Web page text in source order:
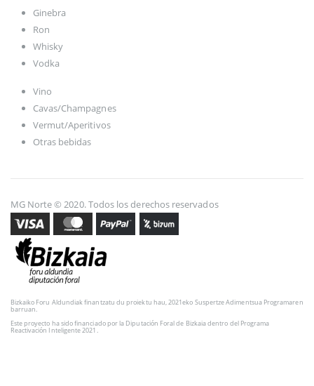
Ginebra
Ron
Whisky
Vodka
Vino
Cavas/Champagnes
Vermut/Aperitivos
Otras bebidas
MG Norte © 2020. Todos los derechos reservados
Bizkaiko Foru Aldundiak finantzatu du proiektu hau, 2021eko Suspertze Adimentsua Programaren
barruan.
Este proyecto ha sido financiado por la Diputación Foral de Bizkaia dentro del Programa
Reactivación Inteligente 2021.